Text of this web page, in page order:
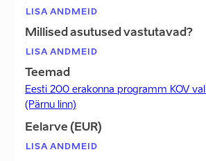
LISA ANDMEID
Millised asutused vastutavad?
LISA ANDMEID
Teemad
Eesti 200 erakonna programm KOV
(Pärnu linn)
Eelarve (EUR)
LISA ANDMEID